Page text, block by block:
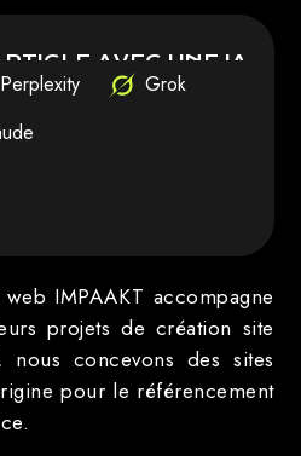
AVEC UNE IA
Perplexity
Grok
IMPAAKT accompagne
projets de création site
nous concevons des sites
pour le référencement